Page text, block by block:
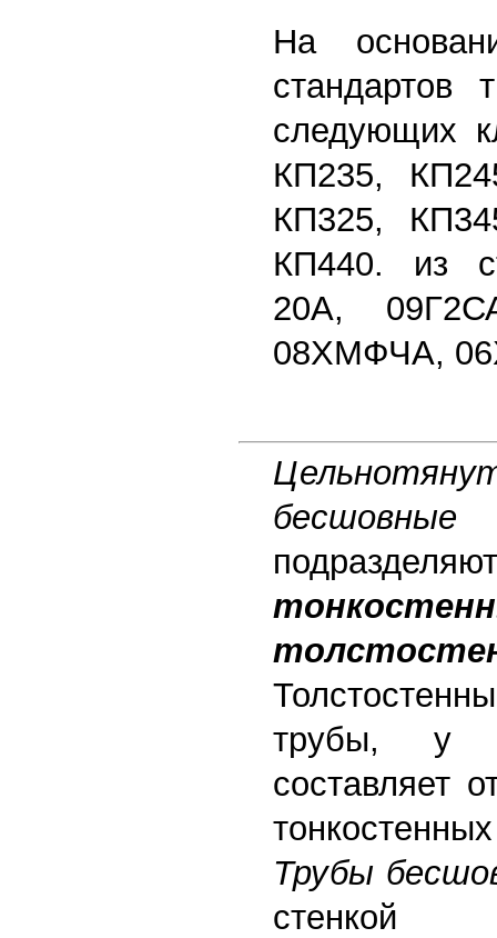
На
стандартов
следующих
КП235,
КП325,
КП440. из
20А,
08ХМФЧА,
трубы, у
составляет
Трубы
стенкой